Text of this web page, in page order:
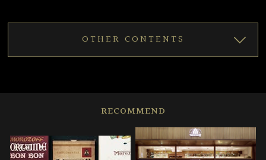
OTHER CONTENTS
RECOMMEND